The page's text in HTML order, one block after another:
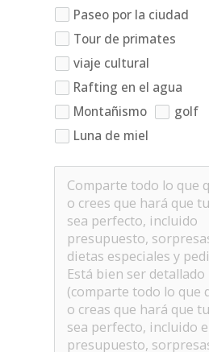
Paseo por la ciudad
Tour de primates
viaje cultural
Rafting en el agua
Montañismo
golf
Luna de miel